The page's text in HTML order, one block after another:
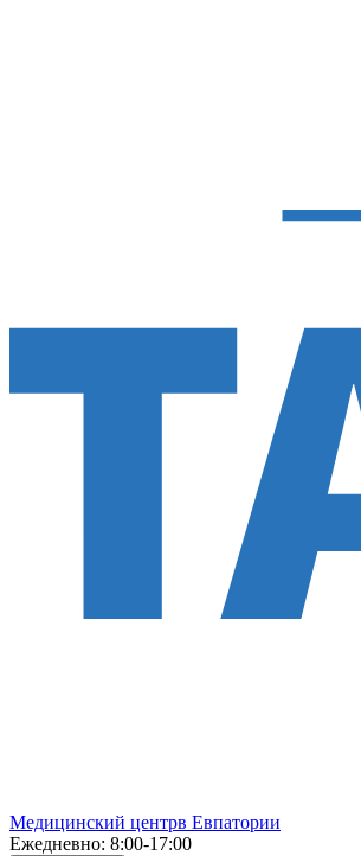
Медицинский центрв Евпатории
Ежедневно: 8:00-17:00